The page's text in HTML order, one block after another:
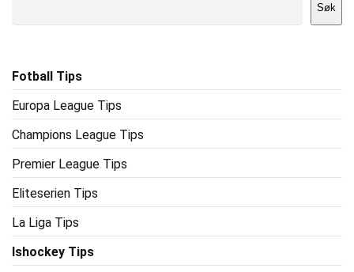
Søk
Fotball Tips
Europa League Tips
Champions League Tips
Premier League Tips
Eliteserien Tips
La Liga Tips
Ishockey Tips